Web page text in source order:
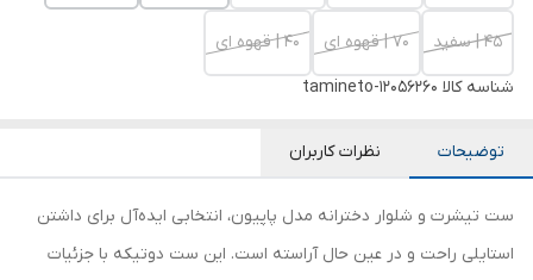
۴۵ | سفید ۷۰ | قهوه ای
۴۰ | قهوه ای
شناسه کالا tamineto-12056260
توضیحات نظرات کاربران
ست تیشرت و شلوار دخترانه مدل پاپیون، انتخابی ایده‌آل برای داشتن
استایلی راحت و در عین حال آراسته است. این ست دوتیکه با جزئیات